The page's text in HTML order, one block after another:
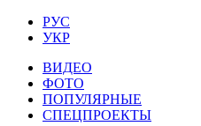
РУС
УКР
ВИДЕО
ФОТО
ПОПУЛЯРНЫЕ
СПЕЦПРОЕКТЫ